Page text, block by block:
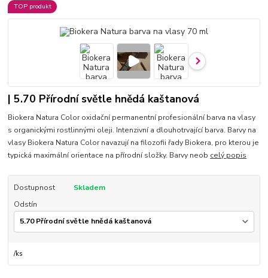
TOP produkt
| 5.70 Přírodní světle hnědá kaštanová
Biokera Natura Color oxidační permanentní profesionální barva na vlasy
s organickými rostlinnými oleji. Intenzivní a dlouhotrvající barva. Barvy na
vlasy Biokera Natura Color navazují na filozofii řady Biokera, pro kterou je
typická maximální orientace na přírodní složky. Barvy neob celý popis
Dostupnost
Skladem
Odstín
/ks